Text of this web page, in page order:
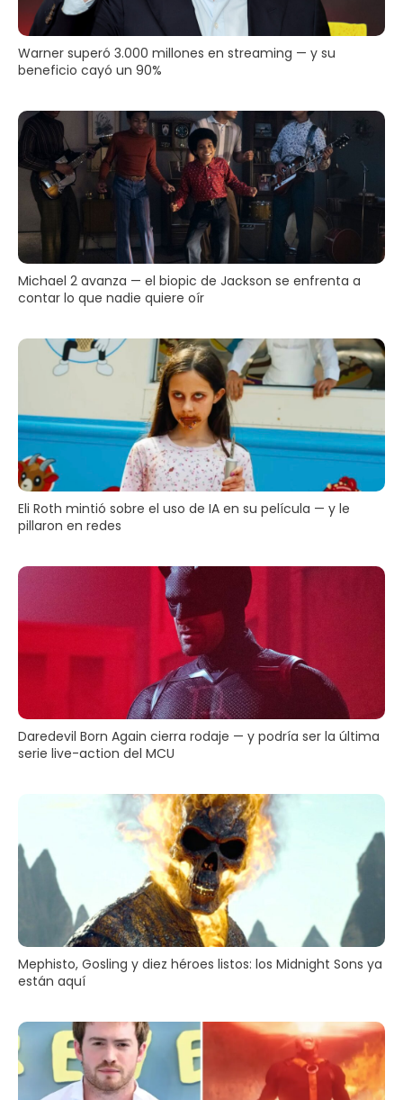
Warner superó 3.000 millones en streaming — y su
beneficio cayó un 90%
Michael 2 avanza — el biopic de Jackson se enfrenta a
contar lo que nadie quiere oír
Eli Roth mintió sobre el uso de IA en su película — y le
pillaron en redes
Daredevil Born Again cierra rodaje — y podría ser la última
serie live-action del MCU
Mephisto, Gosling y diez héroes listos: los Midnight Sons ya
están aquí